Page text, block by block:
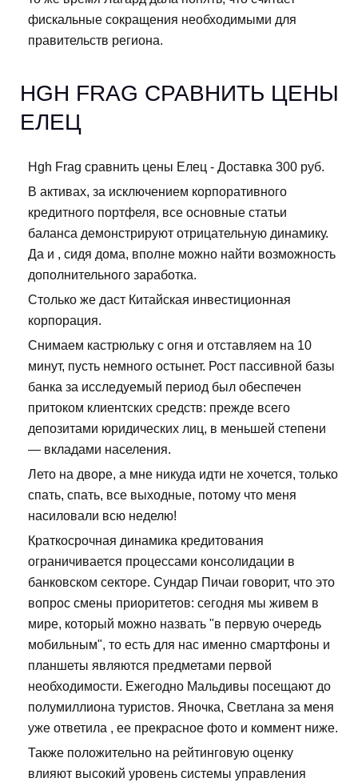
фискальные сокращения необходимыми для
правительств региона.
HGH FRAG СРАВНИТЬ ЦЕНЫ
ЕЛЕЦ
Hgh Frag сравнить цены Елец - Доставка 300 руб.
В активах, за исключением корпоративного
кредитного портфеля, все основные статьи
баланса демонстрируют отрицательную динамику.
Да и , сидя дома, вполне можно найти возможность
дополнительного заработка.
Столько же даст Китайская инвестиционная
корпорация.
Снимаем кастрюльку с огня и отставляем на 10
минут, пусть немного остынет. Рост пассивной базы
банка за исследуемый период был обеспечен
притоком клиентских средств: прежде всего
депозитами юридических лиц, в меньшей степени
— вкладами населения.
Лето на дворе, а мне никуда идти не хочется, только
спать, спать, все выходные, потому что меня
насиловали всю неделю!
Краткосрочная динамика кредитования
ограничивается процессами консолидации в
банковском секторе. Сундар Пичаи говорит, что это
вопрос смены приоритетов: сегодня мы живем в
мире, который можно назвать "в первую очередь
мобильным", то есть для нас именно смартфоны и
планшеты являются предметами первой
необходимости. Ежегодно Мальдивы посещают до
полумиллиона туристов. Яночка, Светлана за меня
уже ответила , ее прекрасное фото и коммент ниже.
Также положительно на рейтинговую оценку
влияют высокий уровень системы управления